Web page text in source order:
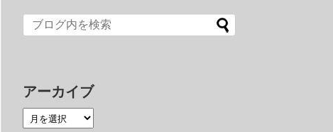
アーカイブ